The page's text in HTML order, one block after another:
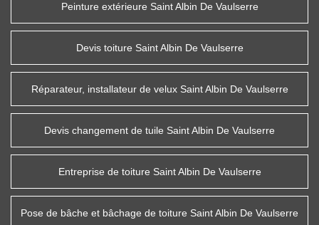
Peinture extérieure Saint Albin De Vaulserre
Devis toiture Saint Albin De Vaulserre
Réparateur, installateur de velux Saint Albin De Vaulserre
Devis changement de tuile Saint Albin De Vaulserre
Entreprise de toiture Saint Albin De Vaulserre
Pose de bâche et bâchage de toiture Saint Albin De Vaulserre